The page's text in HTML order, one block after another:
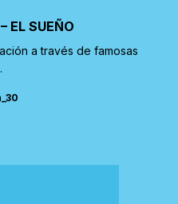
EL SUEÑO
a través de famosas